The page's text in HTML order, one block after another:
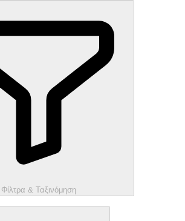
Φίλτρα & Ταξινόμηση